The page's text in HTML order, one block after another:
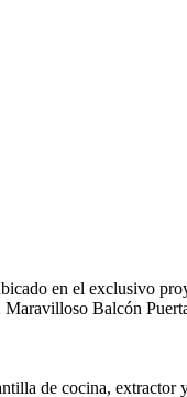
en el exclusivo
Balcón
de cocina, extractor